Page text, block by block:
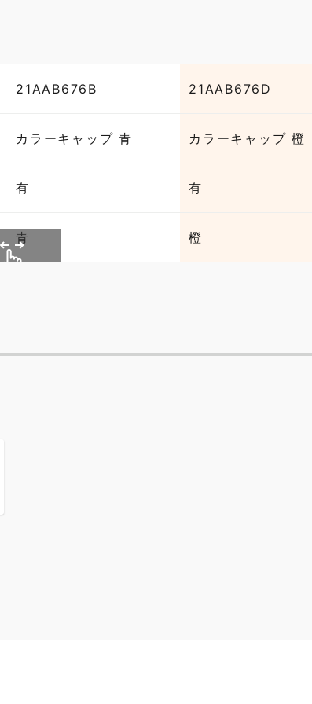
21AAB676B 21AAB676D
カラーキャップ 青 カラーキャップ 橙
有 有
青 橙